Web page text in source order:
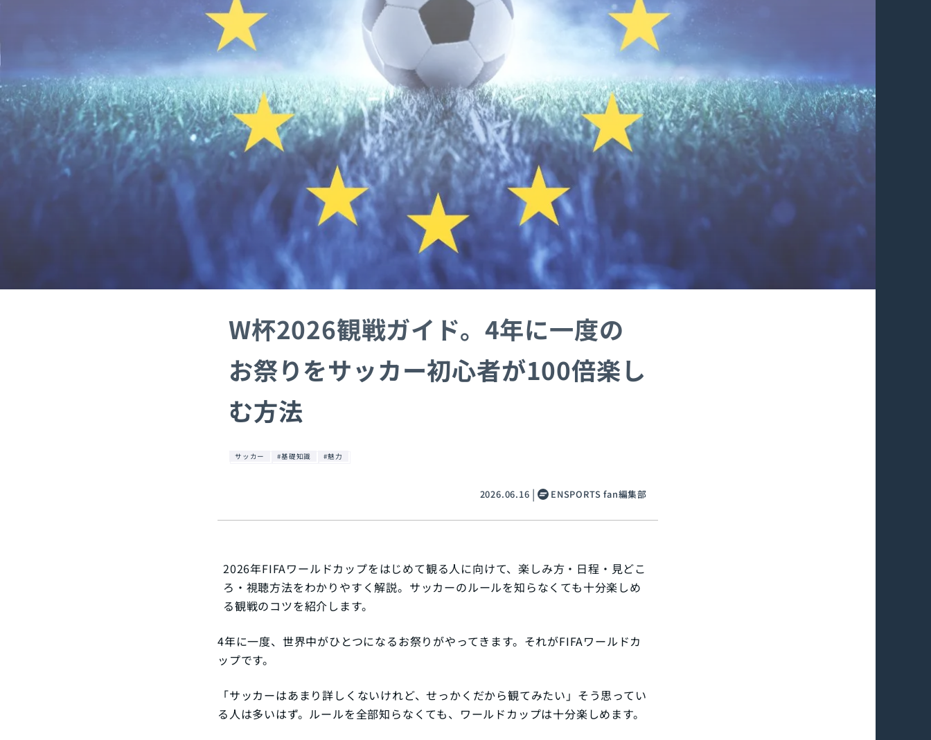
W杯2026観戦ガイド。4年に一度の
お祭りをサッカー初心者が100倍楽し
む方法
サッカー #基礎知識 #魅力
2026.06.16 ENSPORTS fan編集部
2026年FIFAワールドカップをはじめて観る人に向けて、楽しみ方・日程・見どこ
ろ・視聴方法をわかりやすく解説。サッカーのルールを知らなくても十分楽しめ
る観戦のコツを紹介します。
4年に一度、世界中がひとつになるお祭りがやってきます。それがFIFAワールドカ
ップです。
「サッカーはあまり詳しくないけれど、せっかくだから観てみたい」そう思ってい
る人は多いはず。ルールを全部知らなくても、ワールドカップは十分楽しめます。